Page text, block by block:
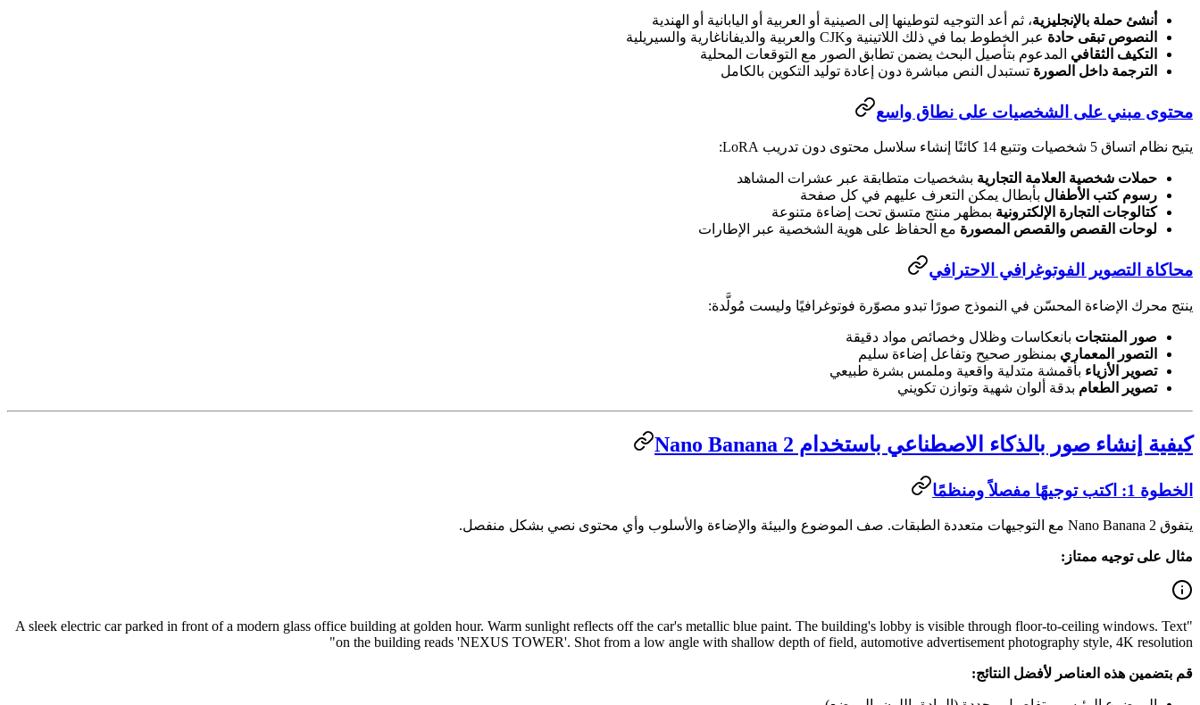
أنشئ حملة بالإنجليزية، ثم أعد التوجيه لتوطينها إلى الصينية أو العربية أو اليابانية أو الهندية
النصوص تبقى حادة عبر الخطوط بما في ذلك اللاتينية وCJK والعربية والديفاناغارية والسيريلية
التكيف الثقافي المدعوم بتأصيل البحث يضمن تطابق الصور مع التوقعات المحلية
الترجمة داخل الصورة تستبدل النص مباشرة دون إعادة توليد التكوين بالكامل
محتوى مبني على الشخصيات على نطاق واسع
يتيح نظام اتساق 5 شخصيات وتتبع 14 كائنًا إنشاء سلاسل محتوى دون تدريب LoRA:
حملات شخصية العلامة التجارية بشخصيات متطابقة عبر عشرات المشاهد
رسوم كتب الأطفال بأبطال يمكن التعرف عليهم في كل صفحة
كتالوجات التجارة الإلكترونية بمظهر منتج متسق تحت إضاءة متنوعة
لوحات القصص والقصص المصورة مع الحفاظ على هوية الشخصية عبر الإطارات
محاكاة التصوير الفوتوغرافي الاحترافي
ينتج محرك الإضاءة المحسّن في النموذج صورًا تبدو مصوّرة فوتوغرافيًا وليست مُولَّدة:
صور المنتجات بانعكاسات وظلال وخصائص مواد دقيقة
التصور المعماري بمنظور صحيح وتفاعل إضاءة سليم
تصوير الأزياء بأقمشة متدلية واقعية وملمس بشرة طبيعي
تصوير الطعام بدقة ألوان شهية وتوازن تكويني
كيفية إنشاء صور بالذكاء الاصطناعي باستخدام Nano Banana 2
الخطوة 1: اكتب توجيهًا مفصلاً ومنظمًا
يتفوق Nano Banana 2 مع التوجيهات متعددة الطبقات. صف الموضوع والبيئة والإضاءة والأسلوب وأي محتوى نصي بشكل منفصل.
مثال على توجيه ممتاز:
"A sleek electric car parked in front of a modern glass office building at golden hour. Warm sunlight reflects off the car's metallic blue paint. The building's lobby is visible through floor-to-ceiling windows. Text
on the building reads 'NEXUS TOWER'. Shot from a low angle with shallow depth of field, automotive advertisement photography style, 4K resolution"
قم بتضمين هذه العناصر لأفضل النتائج: